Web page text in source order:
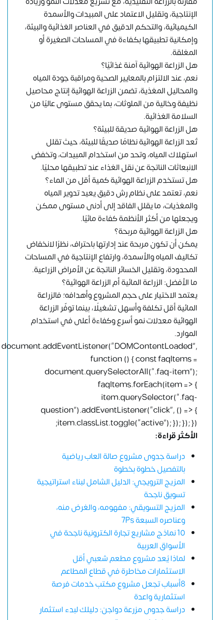
الإنتاجية، وتقليل الاعتماد على المبيدات والأسمدة
الكيميائية، والتحكم الدقيق في العناصر الغذائية والبيئة،
وإمكانية تطبيقها بكفاءة في المساحات الصغيرة أو
المغلقة.
هل الزراعة الهوائية آمنة غذائيًا؟
نعم، عند الالتزام بالمعايير الصحية ومراقبة جودة المياه
والمحاليل المغذية، تضمن الزراعة الهوائية إنتاج محاصيل
نظيفة وخالية من الملوثات، بما يحقق مستوى عاليًا من
السلامة الغذائية.
هل الزراعة الهوائية صديقة للبيئة؟
تُعد الزراعة الهوائية نظامًا صديقًا للبيئة، حيث تقلل
استهلاك المياه، وتحد من استخدام المبيدات، وتخفض
الانبعاثات الناتجة عن نقل الغذاء عند تطبيقها محليًا.
هل تستخدم الزراعة الهوائية كمية أقل من الماء؟
نعم، تعتمد على نظام رش دقيق يعيد تدوير المياه
والمغذيات، ما يقلل الفاقد إلى أدنى مستوى ممكن
ويجعلها من أكثر الأنظمة كفاءة مائيًا.
هل الزراعة الهوائية مربحة؟
يمكن أن تكون مربحة عند إدارتها باحتراف، نظرًا لانخفاض
تكاليف المياه والأسمدة، وارتفاع الإنتاجية في المساحات
المحدودة، وتقليل الخسائر الناتجة عن الأمراض الزراعية.
ما الأفضل: الزراعة المائية أم الزراعة الهوائية؟
يعتمد الاختيار على حجم المشروع وأهدافه؛ فالزراعة
المائية أقل تكلفة وأسهل تشغيلًا، بينما توفّر الزراعة
الهوائية معدلات نمو أسرع وكفاءة أعلى في استخدام
الموارد.
document.addEventListener(“DOMContentLoaded”,
function () { const faqItems =
document.querySelectorAll(“.faq-item”);
faqItems.forEach(item => {
item.querySelector(“.faq-
question”).addEventListener(“click”, () => {
item.classList.toggle(“active”); }); }); });
الأكثر قراءة:
دراسة جدوى مشروع صالة العاب رياضية
بالتفصيل خطوة بخطوة
المزيج الترويجي: الدليل الشامل لبناء استراتيجية
تسويق ناجحة
المزيج التسويقي: مفهومه، والغرض منه،
وعناصره السبعة 7Ps
10 نماذج مشاريع تجارة الكترونية ناجحة في
الأسواق العربية
لماذا يُعد مشروع مطعم شعبي أقل
الاستثمارات مخاطرة في قطاع المطاعم
8أسباب تجعل مشروع مكتب خدمات فرصة
استثمارية واعدة
دراسة جدوى مزرعة دواجن: دليلك لبدء استثمار